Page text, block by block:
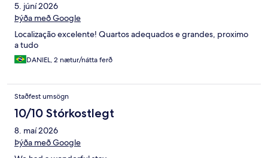
5. júní 2026
Þýða með Google
Localização excelente! Quartos adequados e grandes, proximo
a tudo
DANIEL, 2 nætur/nátta ferð
Staðfest umsögn
10/10 Stórkostlegt
8. maí 2026
Þýða með Google